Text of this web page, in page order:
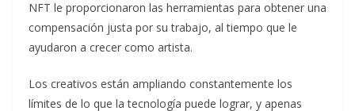
NFT le proporcionaron las herramientas para obtener una
compensación justa por su trabajo, al tiempo que le
ayudaron a crecer como artista.
Los creativos están ampliando constantemente los
límites de lo que la tecnología puede lograr, y apenas